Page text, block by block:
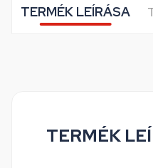
TERMÉK LEÍRÁSA
TERMÉK